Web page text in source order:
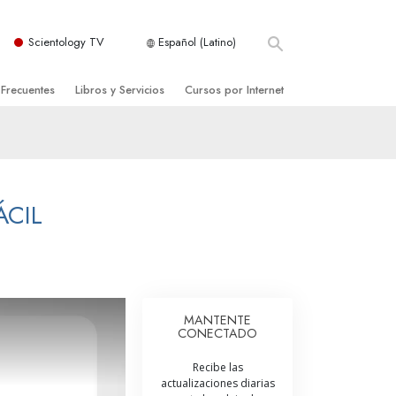
Scientology TV Español (Latino)
de Scientology
Libros y Servicios
Introductorias
Cursos por Internet
La Integridad y la Honestidad
La Escala Tonal Emocional
MANTENTE
CONECTADO
Recibe las
actualizaciones diarias